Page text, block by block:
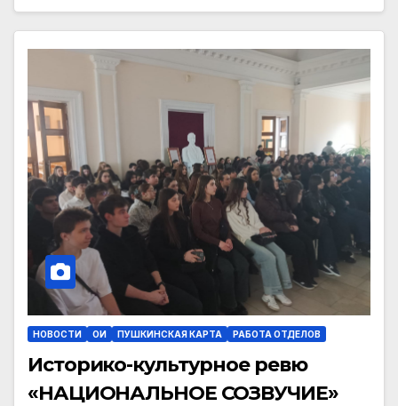
НОВОСТИ ОИ ПУШКИНСКАЯ КАРТА РАБОТА ОТДЕЛОВ
Историко-культурное ревю
«НАЦИОНАЛЬНОЕ СОЗВУЧИЕ»